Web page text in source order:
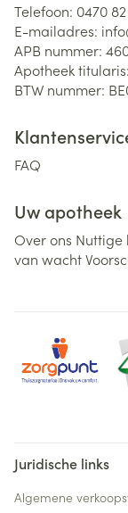
Telefoon: 0470 82
E-mailadres:
APB nummer:
Apotheek titularis:
BTW nummer:
FAQ
Uw apotheek
Over ons Nuttige
van wacht
Juridische links
Algemene